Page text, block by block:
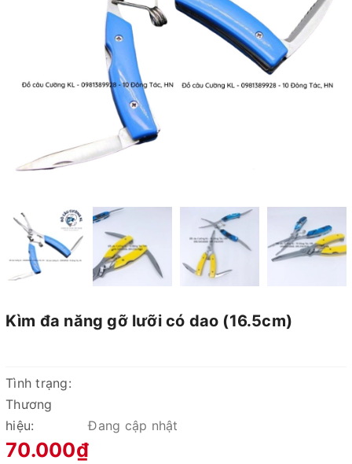
Kìm đa năng gỡ lưỡi có dao (16.5cm)
Tình trạng:
Thương
hiệu:
Đang cập nhật
70.000₫